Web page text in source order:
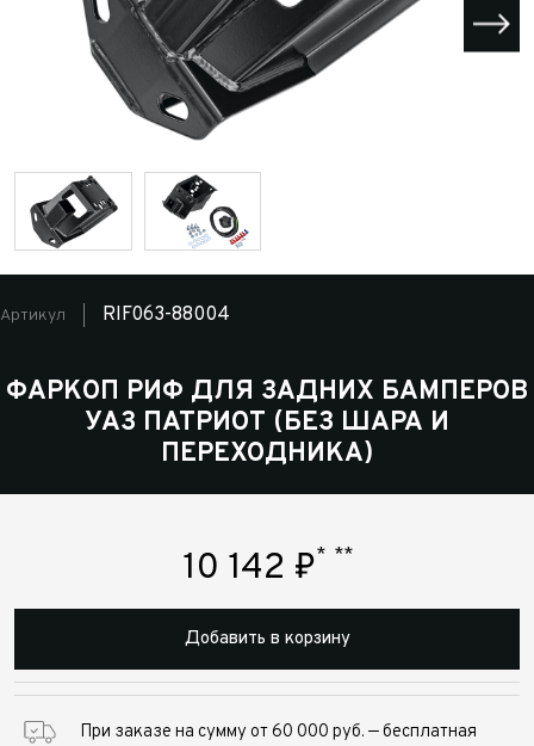
Артикул RIF063-88004
ФАРКОП РИФ ДЛЯ ЗАДНИХ БАМПЕРОВ
УАЗ ПАТРИОТ (БЕЗ ШАРА И
ПЕРЕХОДНИКА)
10 142 ₽* **
Добавить в корзину
При заказе на сумму от 60 000 руб. — бесплатная